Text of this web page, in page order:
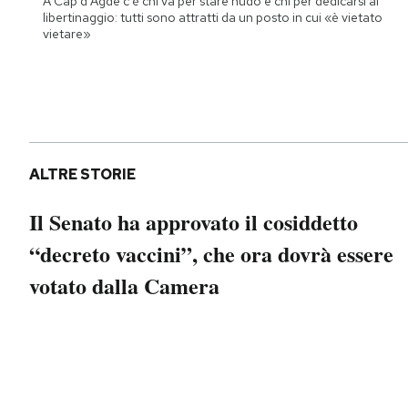
Notifiche mobile
Regala il Post
libertinaggio: tutti sono attratti da un posto in cui «è vietato
vietare»
ALTRE STORIE
Il Senato ha approvato il cosiddetto
“decreto vaccini”, che ora dovrà essere
votato dalla Camera